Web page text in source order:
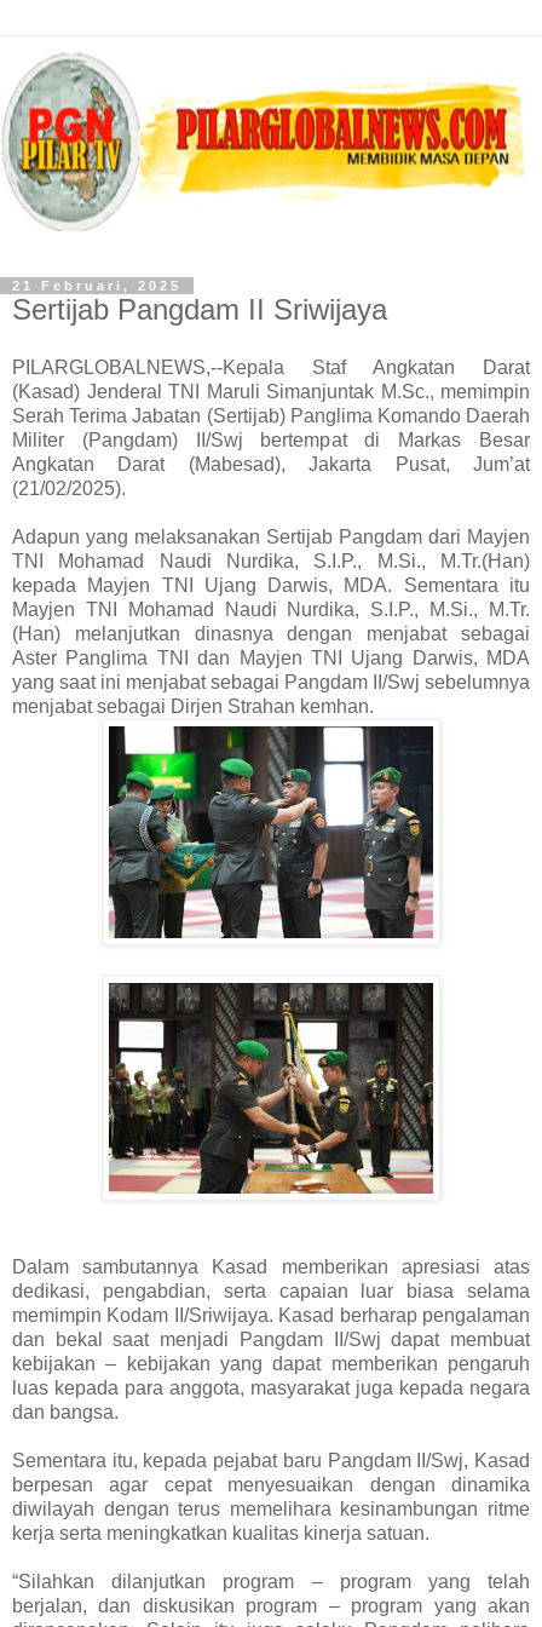
21 Februari, 2025
Sertijab Pangdam II Sriwijaya
PILARGLOBALNEWS,--Kepala Staf Angkatan Darat
(Kasad) Jenderal TNI Maruli Simanjuntak M.Sc., memimpin
Serah Terima Jabatan (Sertijab) Panglima Komando Daerah
Militer (Pangdam) II/Swj bertempat di Markas Besar
Angkatan Darat (Mabesad), Jakarta Pusat, Jum’at
(21/02/2025).
Adapun yang melaksanakan Sertijab Pangdam dari Mayjen
TNI Mohamad Naudi Nurdika, S.I.P., M.Si., M.Tr.(Han)
kepada Mayjen TNI Ujang Darwis, MDA. Sementara itu
Mayjen TNI Mohamad Naudi Nurdika, S.I.P., M.Si., M.Tr.
(Han) melanjutkan dinasnya dengan menjabat sebagai
Aster Panglima TNI dan Mayjen TNI Ujang Darwis, MDA
yang saat ini menjabat sebagai Pangdam II/Swj sebelumnya
menjabat sebagai Dirjen Strahan kemhan.
Dalam sambutannya Kasad memberikan apresiasi atas
dedikasi, pengabdian, serta capaian luar biasa selama
memimpin Kodam II/Sriwijaya. Kasad berharap pengalaman
dan bekal saat menjadi Pangdam II/Swj dapat membuat
kebijakan – kebijakan yang dapat memberikan pengaruh
luas kepada para anggota, masyarakat juga kepada negara
dan bangsa.
Sementara itu, kepada pejabat baru Pangdam II/Swj, Kasad
berpesan agar cepat menyesuaikan dengan dinamika
diwilayah dengan terus memelihara kesinambungan ritme
kerja serta meningkatkan kualitas kinerja satuan.
“Silahkan dilanjutkan program – program yang telah
berjalan, dan diskusikan program – program yang akan